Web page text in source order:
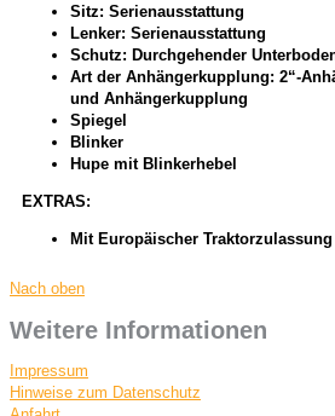
Sitz: Serienausstattung
Lenker: Serienausstattung
Schutz: Durchgehender
Art der Anhängerkupplung: 2“-
und Anhängerkupplung
Spiegel
Blinker
Hupe mit Blinkerhebel
EXTRAS:
Mit Europäischer
Nach oben
Weitere Informationen
Impressum
Hinweise zum Datenschutz